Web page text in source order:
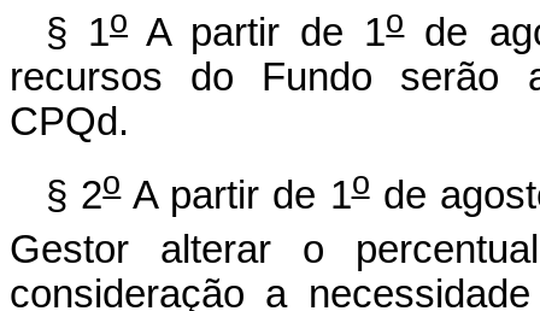
§ 1o A partir de 1ode
recursos do Fundo serão
CPQd.
§ 2oA partir de 1ode
Gestor alterar o
consideração a